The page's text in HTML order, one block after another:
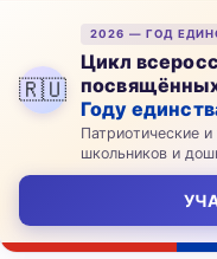
🇷🇺
2026 — ГОД
Цикл
Году
Патриотические
школьников и